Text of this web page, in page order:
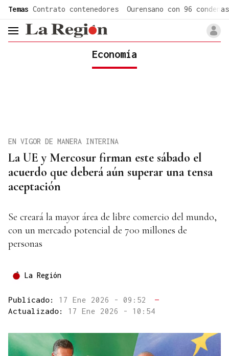
Temas Contrato contenedores Ourensano con 96 condenas
header.menu.open
Economía
La UE y Mercosur firman este sábado el
acuerdo que deberá aún superar una tensa
aceptación
EN VIGOR DE MANERA INTERINA
Se creará la mayor área de libre comercio del mundo,
con un mercado potencial de 700 millones de
personas
La Región
Publicado: 17 Ene 2026 - 09:52
—
Actualizado: 17 Ene 2026 - 10:54